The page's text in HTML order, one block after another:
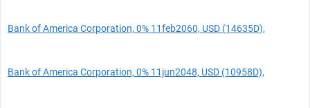
Bank of America Corporation, 0% 11feb2060, USD (14635D),
Bank of America Corporation, 0% 11jun2048, USD (10958D),